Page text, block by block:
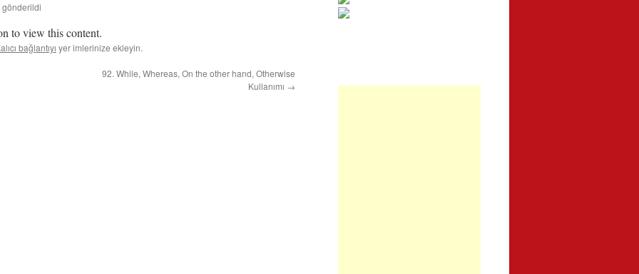
to view this content.
bağlantıyı yer imlerinize ekleyin.
92. While, Whereas, On the other hand, Otherwise
Kullanımı →